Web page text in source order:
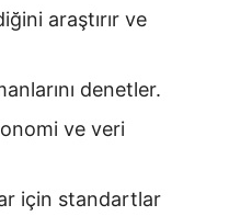
araştırır ve
denetler.
ve veri
için standartlar